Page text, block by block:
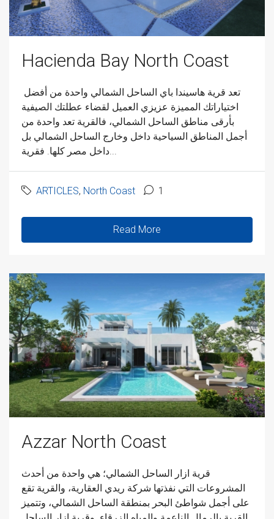
Hacienda Bay North Coast
اختياراتك المميزة عزيزي العميل لقضاء عطلتك الصيفية
بأرقى مناطق الساحل الشمالي، فالقرية تعد واحدة من
أجمل المناطق السياحية داخل وخارج الساحل الشمالي بل
داخل مصر كلها. فقرية...
ARTICLES, North Coast 1
Read More
Azzar North Coast
قرية ازار الساحل الشمالي؛ هي واحدة من أحدث
المشروعات التي نفذتها شركة ريدي العقارية، والقرية تقع
على أجمل شواطئ البحر بمنطقة الساحل الشمالي، وتتميز